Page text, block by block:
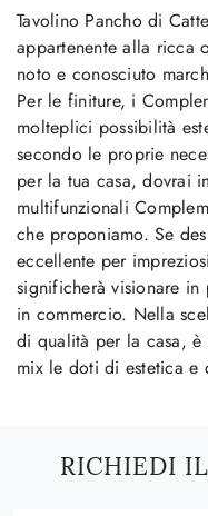
Tavolino Pancho di
appartenente alla ricca
noto e conosciuto
Per le finiture, i
molteplici possibilità
secondo le proprie
per la tua casa, dovrai
multifunzionali
che proponiamo. Se
eccellente per
significherà visionare
in commercio. Nella
di qualità per la casa, è
mix le doti di estetica e
RICHIEDI